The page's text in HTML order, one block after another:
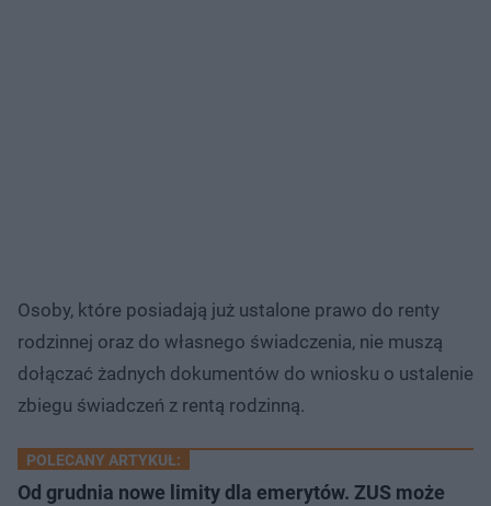
Osoby, które posiadają już ustalone prawo do renty
rodzinnej oraz do własnego świadczenia, nie muszą
dołączać żadnych dokumentów do wniosku o ustalenie
zbiegu świadczeń z rentą rodzinną.
POLECANY ARTYKUŁ:
Od grudnia nowe limity dla emerytów. ZUS może